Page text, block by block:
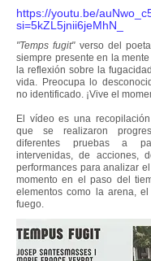
https://youtu.be/
si=5kZL5jnii6jeMhN_
"Temps fugit" verso del
siempre presente en la
la reflexión sobre la
vida. Preocupa lo
no identificado. ¡Vive el
El vídeo es una
que se realizaron
diferentes pruebas a
intervenidas, de acciones,
performances para analizar
momento en el paso del
elementos como la arena,
fuego.